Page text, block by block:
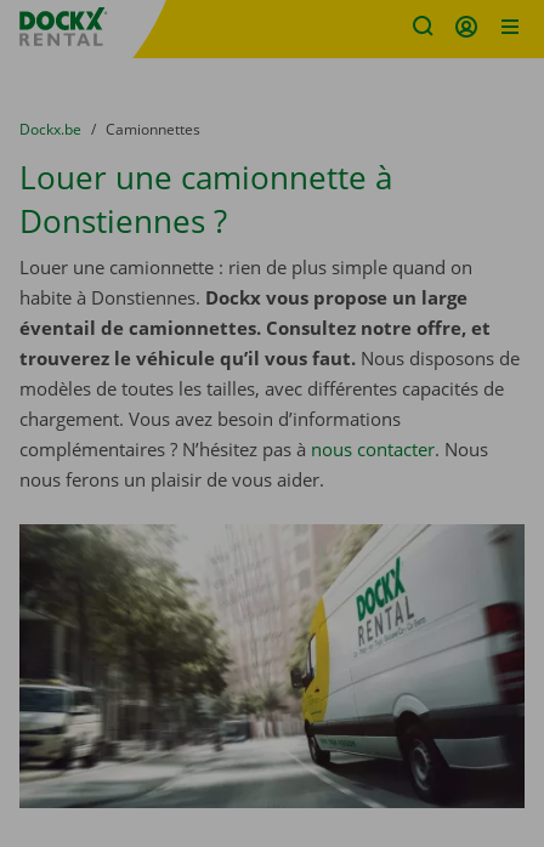
sitename
You are here:
du
Dockx.be to
Camionnettes
Louer une camionnette à
Donstiennes ?
Louer une camionnette : rien de plus simple quand on
habite à Donstiennes. Dockx vous propose un large
éventail de camionnettes. Consultez notre offre, et
trouverez le véhicule qu’il vous faut. Nous disposons de
modèles de toutes les tailles, avec différentes capacités de
chargement. Vous avez besoin d’informations
complémentaires ? N’hésitez pas à nous contacter. Nous
nous ferons un plaisir de vous aider.